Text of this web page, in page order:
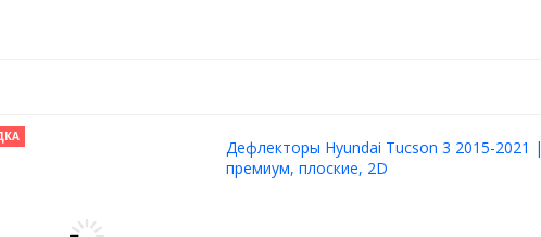
Дефлекторы Hyundai Tucson 3 2015-2021 |
премиум, плоские, 2D